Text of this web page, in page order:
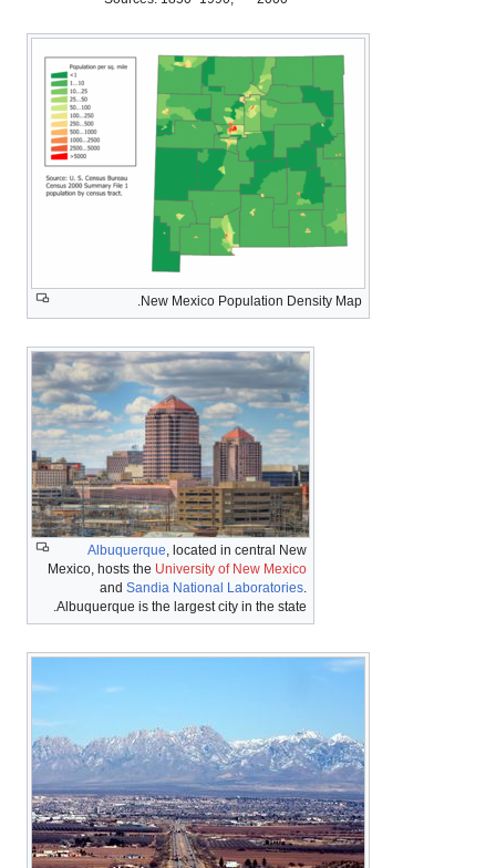
New Mexico Population Density Map.
Albuquerque, located in central New
Mexico, hosts theUniversity of New Mexico
and Sandia National Laboratories
Albuquerque is the largest city in the state.